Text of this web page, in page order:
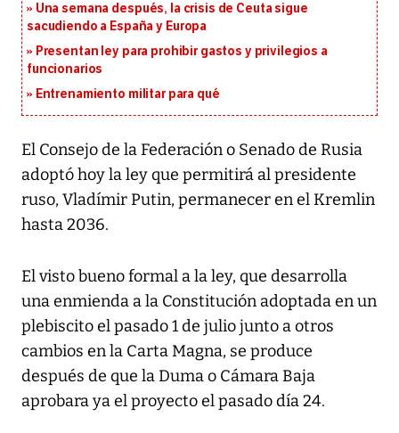
Una semana después, la crisis de Ceuta sigue
sacudiendo a España y Europa
Presentan ley para prohibir gastos y privilegios a
funcionarios
Entrenamiento militar para qué
El Consejo de la Federación o Senado de Rusia
adoptó hoy la ley que permitirá al presidente
ruso, Vladímir Putin, permanecer en el Kremlin
hasta 2036.
El visto bueno formal a la ley, que desarrolla
una enmienda a la Constitución adoptada en un
plebiscito el pasado 1 de julio junto a otros
cambios en la Carta Magna, se produce
después de que la Duma o Cámara Baja
aprobara ya el proyecto el pasado día 24.